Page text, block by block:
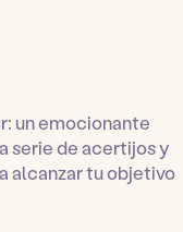
un emocionante
serie de acertijos y
alcanzar tu objetivo